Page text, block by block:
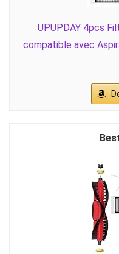
UPUPDAY 4pcs
compatible avec